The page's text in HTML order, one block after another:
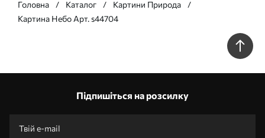
Головна Каталог
Картини Природа
Картина Небо Арт. s44704
Підпишіться на розсилку